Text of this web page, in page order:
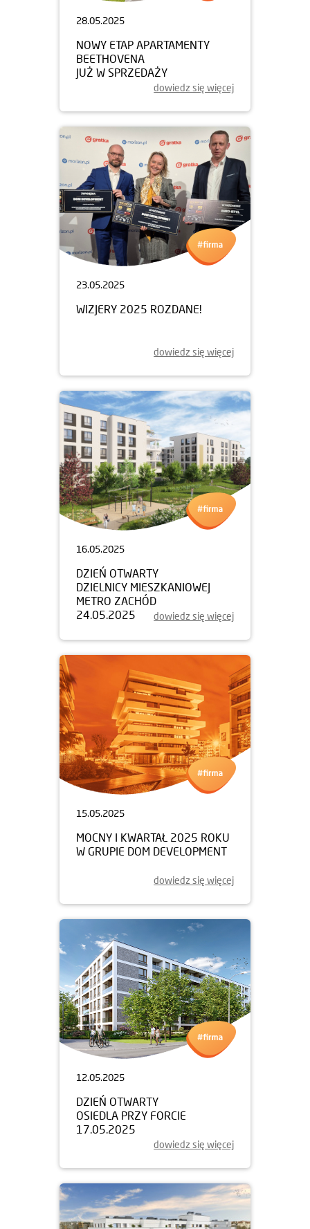
28.05.2025
NOWY ETAP APARTAMENTY
BEETHOVENA
JUŻ W SPRZEDAŻY
dowiedz się więcej
23.05.2025
WIZJERY 2025 ROZDANE!
dowiedz się więcej
16.05.2025
DZIEŃ OTWARTY
DZIELNICY MIESZKANIOWEJ
METRO ZACHÓD
24.05.2025
dowiedz się więcej
15.05.2025
MOCNY I KWARTAŁ 2025 ROKU
W GRUPIE DOM DEVELOPMENT
dowiedz się więcej
12.05.2025
DZIEŃ OTWARTY
OSIEDLA PRZY FORCIE
17.05.2025
dowiedz się więcej